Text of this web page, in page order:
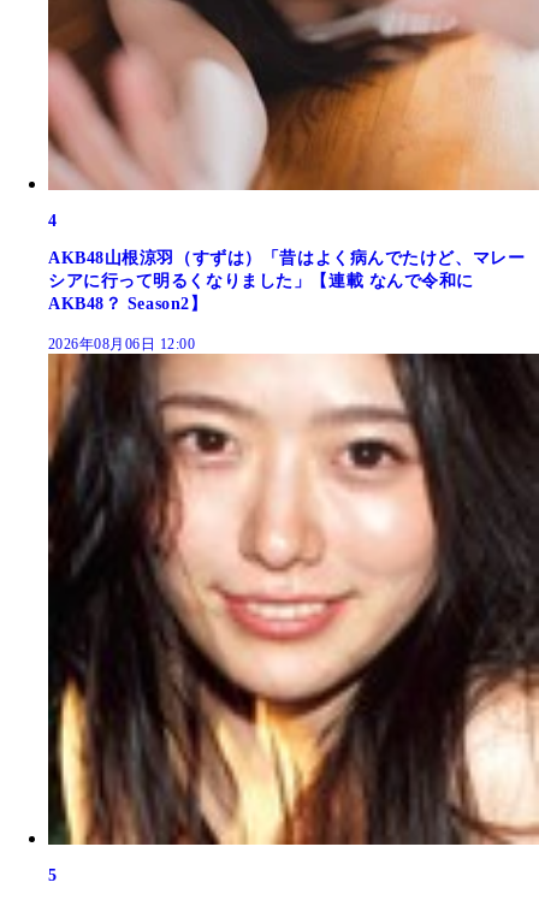
4
AKB48山根涼羽（すずは）「昔はよく病んでたけど、マレー
シアに行って明るくなりました」【連載 なんで令和に
AKB48？ Season2】
2026年08月06日 12:00
5